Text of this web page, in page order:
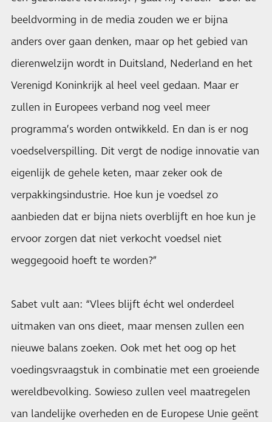
beeldvorming in de media zouden we er bijna
anders over gaan denken, maar op het gebied van
dierenwelzijn wordt in Duitsland, Nederland en het
Verenigd Koninkrijk al heel veel gedaan. Maar er
zullen in Europees verband nog veel meer
programma’s worden ontwikkeld. En dan is er nog
voedselverspilling. Dit vergt de nodige innovatie van
eigenlijk de gehele keten, maar zeker ook de
verpakkingsindustrie. Hoe kun je voedsel zo
aanbieden dat er bijna niets overblijft en hoe kun je
ervoor zorgen dat niet verkocht voedsel niet
weggegooid hoeft te worden?”
Sabet vult aan: “Vlees blijft écht wel onderdeel
uitmaken van ons dieet, maar mensen zullen een
nieuwe balans zoeken. Ook met het oog op het
voedingsvraagstuk in combinatie met een groeiende
wereldbevolking. Sowieso zullen veel maatregelen
van landelijke overheden en de Europese Unie geënt